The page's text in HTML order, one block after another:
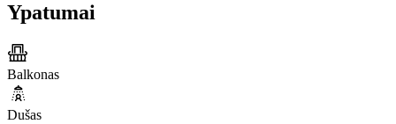
Ypatumai
Balkonas
Dušas